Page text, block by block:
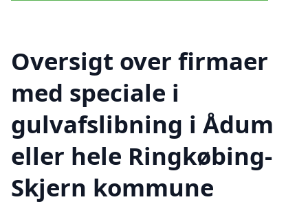
Oversigt over firmaer
med speciale i
gulvafslibning i Ådum
eller hele Ringkøbing-
Skjern kommune